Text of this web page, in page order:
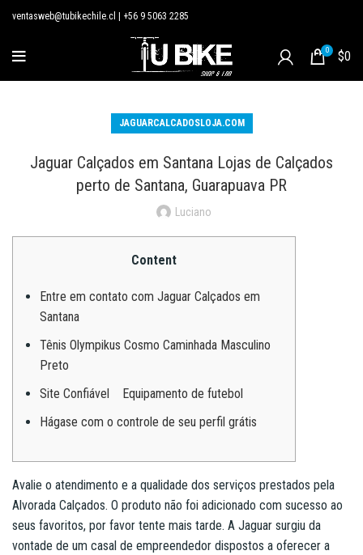
ventasweb@tubikechile.cl +56 9 5063 2285
0 $0
JAGUARCALCADOSLOJA.COM
Jaguar Calçados em Santana Lojas de Calçados
perto de Santana, Guarapuava PR
Luciano
Content
Entre em contato com Jaguar Calçados em
Santana
Tênis Olympikus Cosmo Caminhada Masculino
Preto
Site Confiável Equipamento de futebol
Hágase com o controle de seu perfil grátis
Avalie o atendimento e a qualidade dos serviços prestados pela
Alvorada Calçados. O produto não foi adicionado com sucesso ao
seus favoritos, por favor tente mais tarde. A Jaguar surgiu da
vontade de um casal de empreendedor dispostos a oferecer a